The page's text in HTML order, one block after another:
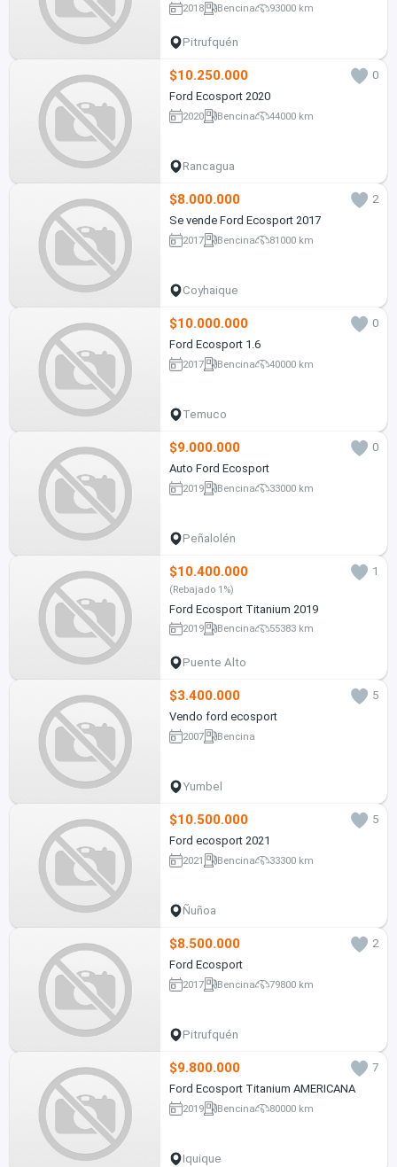
2018 Bencina 93000 km
Pitrufquén
$10.250.000
0
Ford Ecosport 2020
2020 Bencina 44000 km
Rancagua
$8.000.000
2
Se vende Ford Ecosport 2017
2017 Bencina 81000 km
Coyhaique
$10.000.000
0
Ford Ecosport 1.6
2017 Bencina 40000 km
Temuco
$9.000.000
0
Auto Ford Ecosport
2019 Bencina 33000 km
Peñalolén
$10.400.000 1
(Rebajado 1%)
Ford Ecosport Titanium 2019
2019 Bencina 55383 km
Puente Alto
$3.400.000
5
Vendo ford ecosport
2007 Bencina
Yumbel
$10.500.000
5
Ford ecosport 2021
2021 Bencina 33300 km
Ñuñoa
$8.500.000
2
Ford Ecosport
2017 Bencina 79800 km
Pitrufquén
$9.800.000
7
Ford Ecosport Titanium AMERICANA
2019 Bencina 80000 km
Iquique